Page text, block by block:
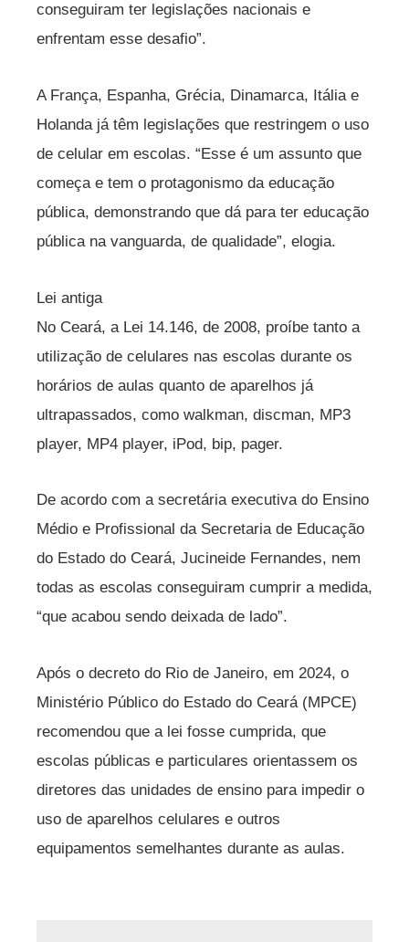
conseguiram ter legislações nacionais e
enfrentam esse desafio”.
A França, Espanha, Grécia, Dinamarca, Itália e
Holanda já têm legislações que restringem o uso
de celular em escolas. “Esse é um assunto que
começa e tem o protagonismo da educação
pública, demonstrando que dá para ter educação
pública na vanguarda, de qualidade”, elogia.
Lei antiga
No Ceará, a Lei 14.146, de 2008, proíbe tanto a
utilização de celulares nas escolas durante os
horários de aulas quanto de aparelhos já
ultrapassados, como walkman, discman, MP3
player, MP4 player, iPod, bip, pager.
De acordo com a secretária executiva do Ensino
Médio e Profissional da Secretaria de Educação
do Estado do Ceará, Jucineide Fernandes, nem
todas as escolas conseguiram cumprir a medida,
“que acabou sendo deixada de lado”.
Após o decreto do Rio de Janeiro, em 2024, o
Ministério Público do Estado do Ceará (MPCE)
recomendou que a lei fosse cumprida, que
escolas públicas e particulares orientassem os
diretores das unidades de ensino para impedir o
uso de aparelhos celulares e outros
equipamentos semelhantes durante as aulas.